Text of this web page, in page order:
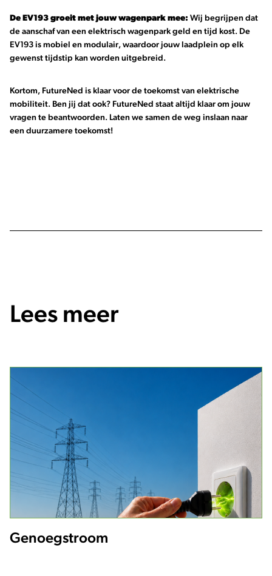
De EV193 groeit met jouw wagenpark mee: Wij begrijpen dat
de aanschaf van een elektrisch wagenpark geld en tijd kost. De
EV193 is mobiel en modulair, waardoor jouw laadplein op elk
gewenst tijdstip kan worden uitgebreid.
Kortom, FutureNed is klaar voor de toekomst van elektrische
mobiliteit. Ben jij dat ook? FutureNed staat altijd klaar om jouw
vragen te beantwoorden. Laten we samen de weg inslaan naar
een duurzamere toekomst!
Lees meer
Genoegstroom